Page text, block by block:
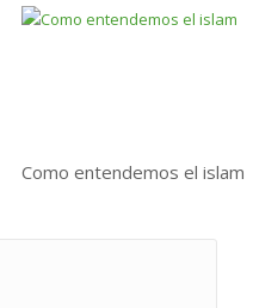
Como entendemos el islam